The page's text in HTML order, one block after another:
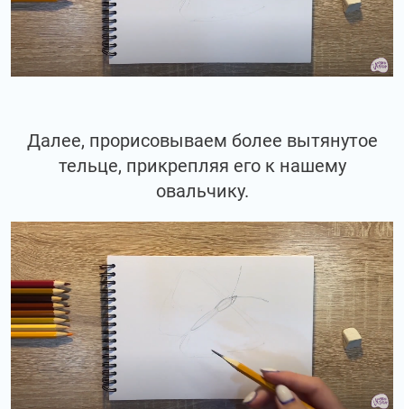
Далее, прорисовываем более вытянутое
тельце, прикрепляя его к нашему
овальчику.